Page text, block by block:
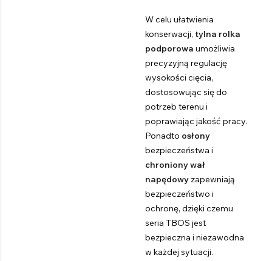
W celu ułatwienia
konserwacji,tylna rolka
podporowa umożliwia
precyzyjną regulację
wysokości cięcia,
dostosowując się do
potrzeb terenu i
poprawiając jakość pracy.
Ponadto osłony
bezpieczeństwa i
chroniony wał
napędowy zapewniają
bezpieczeństwo i
ochronę, dzięki czemu
seria TBOS jest
bezpieczna i niezawodna
w każdej sytuacji.